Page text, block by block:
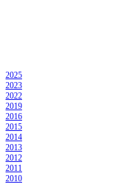
2025
2023
2022
2019
2016
2015
2014
2013
2012
2011
2010